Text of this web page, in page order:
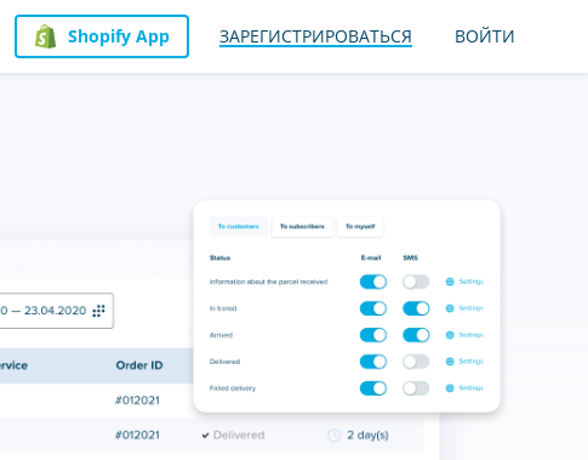
ЗАРЕГИСТРИРОВАТЬСЯ ВОЙТИ
Shopify App